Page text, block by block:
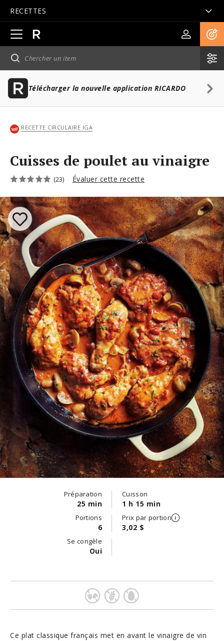
RECETTES
Ouvrir
la
navigation
principale
Télécharger la nouvelle application RICARDO
RECETTE CIRCULAIRE IGA
Cuisses de poulet au vinaigre
(23) Évaluer cette recette
Préparation
25 min
Cuisson
1 h 15 min
Portions
6
Prix par portion
3,02 $
Se congèle
Oui
Ce plat classique français met en avant le vinaigre de vin